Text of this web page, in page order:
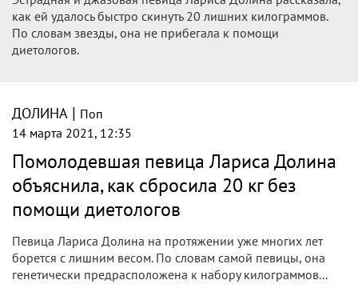
ДОЛИНА | Поп
14 марта 2021, 13:29
Лариса Долина раскрыла секрет
похудения на 20 килограммов за пять
месяцев
Оказалось, что секрет «королевы джаза» очень прост —
певица намеренно уменьшила порции еды и стала уделять
внимание физическим нагрузкам. Лариса Долина